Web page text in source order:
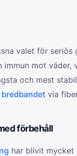
valet för seriös
mot väder,
och mest
via
förbehåll
har blivit mycket